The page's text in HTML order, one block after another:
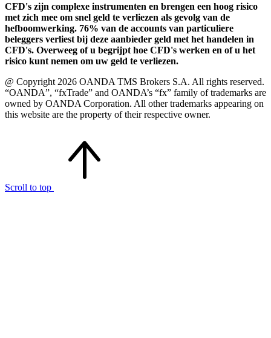
CFD's zijn complexe instrumenten en brengen een hoog risico
met zich mee om snel geld te verliezen als gevolg van de
hefboomwerking. 76% van de accounts van particuliere
beleggers verliest bij deze aanbieder geld met het handelen in
CFD's. Overweeg of u begrijpt hoe CFD's werken en of u het
risico kunt nemen om uw geld te verliezen.
@ Copyright 2026 OANDA TMS Brokers S.A. All rights reserved.
“OANDA”, “fxTrade” and OANDA’s “fx” family of trademarks are
owned by OANDA Corporation. All other trademarks appearing on
this website are the property of their respective owner.
Scroll to top